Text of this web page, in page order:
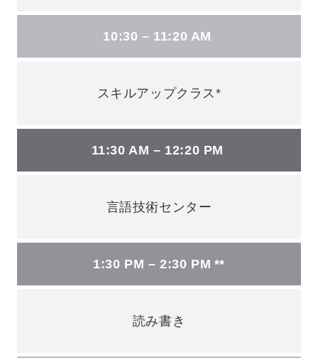
10:30 – 11:20 AM
スキルアップクラス*
11:30 AM – 12:20 PM
言語技術センター
1:30 PM – 2:30 PM **
読み書き